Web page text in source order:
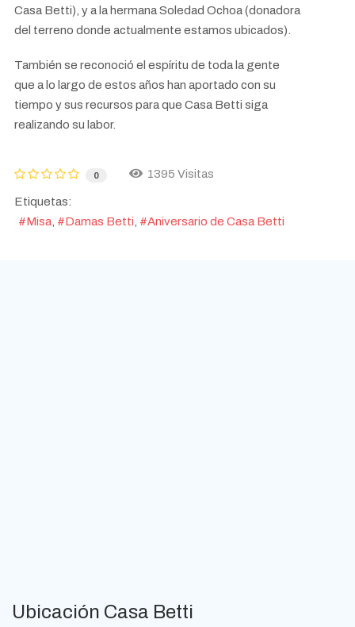
Casa Betti), y a la hermana Soledad Ochoa (donadora
del terreno donde actualmente estamos ubicados).
También se reconoció el espíritu de toda la gente
que a lo largo de estos años han aportado con su
tiempo y sus recursos para que Casa Betti siga
realizando su labor.
0 1395 Visitas
Etiquetas:
Misa
Damas Betti Aniversario de Casa Betti
Ubicación Casa Betti